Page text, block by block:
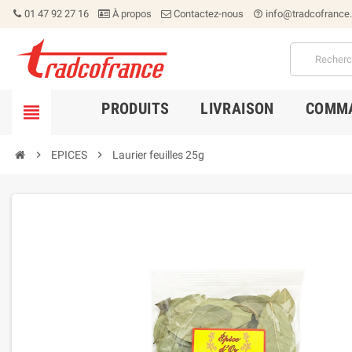
01 47 92 27 16 À propos Contactez-nous help_outline
 PRODUITS LIVRAISON
 EPICES  Laurier feuilles 25g